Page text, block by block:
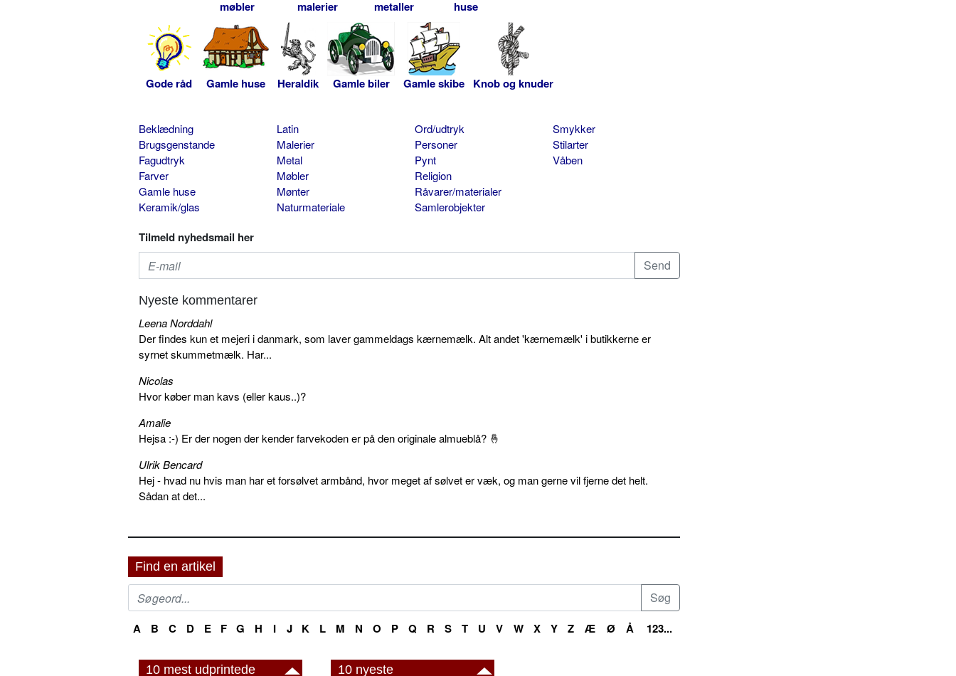
møbler
malerier
metaller
huse
Gode råd Gamle huse Heraldik Gamle biler Gamle skibe Knob og knuder
Beklædning
Brugsgenstande
Fagudtryk
Farver
Gamle huse
Keramik/glas
Latin
Malerier
Metal
Møbler
Mønter
Naturmateriale
Ord/udtryk
Personer
Pynt
Religion
Råvarer/materialer
Samlerobjekter
Smykker
Stilarter
Våben
Tilmeld nyhedsmail her
Nyeste kommentarer
Leena Norddahl
Der findes kun et mejeri i danmark, som laver gammeldags kærnemælk. Alt andet 'kærnemælk' i butikkerne er
syrnet skummetmælk. Har...
Nicolas
Hvor køber man kavs (eller kaus..)?
Amalie
Hejsa :-) Er der nogen der kender farvekoden er på den originale almueblå? 🤞
Ulrik Bencard
Hej - hvad nu hvis man har et forsølvet armbånd, hvor meget af sølvet er væk, og man gerne vil fjerne det helt.
Sådan at det...
Find en artikel
A B C D E F G H I J K L M N O P Q R S T U V W X Y Z Æ Ø Å 123...
10 mest udprintede 10 nyeste